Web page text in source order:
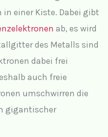
einer Kiste. Dabei gibt
ab, es wird
des Metalls sind
dabei frei
auch freie
umschwirren die
gigantischer